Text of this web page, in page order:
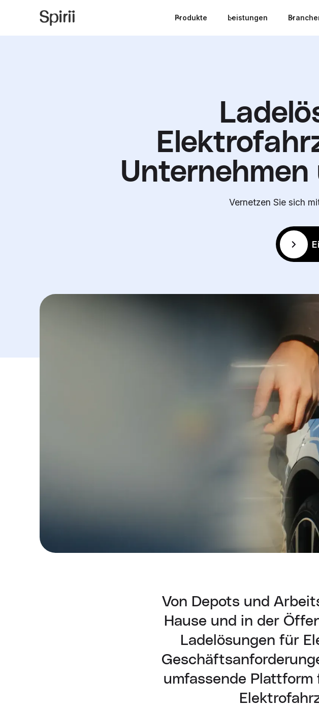
Produkte Leistungen
Vernetzen Sie sich
Von Depots und
Hause und in der
Ladelösungen für
umfassende Plattform